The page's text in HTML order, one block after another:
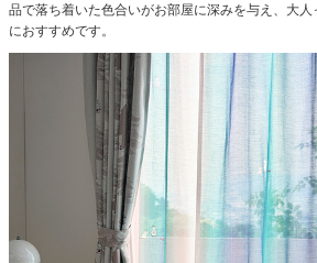
品で落ち着いた色合いがお部屋に深みを与え、大人
におすすめです。